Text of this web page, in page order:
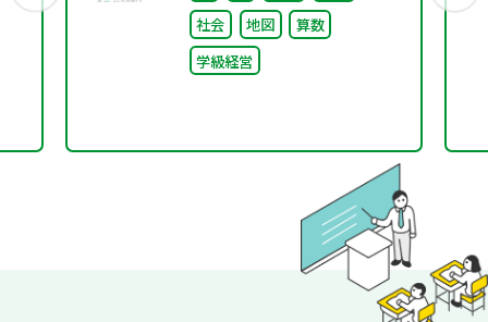
社会
地図
算数
学級経営